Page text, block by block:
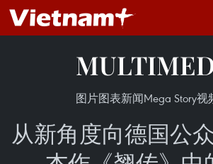
图片图表新闻Mega Story视
从新角度向德国公